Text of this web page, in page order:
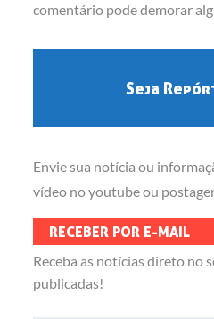
comentário pode demorar
Seja
Envie sua notícia ou
vídeo no youtube ou
RECEBER POR E-MAIL
Receba as notícias direto no
publicadas!